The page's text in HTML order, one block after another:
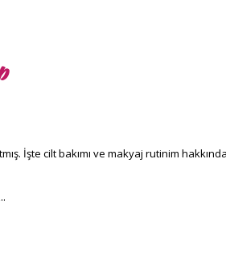
İşte cilt bakımı ve makyaj rutinim